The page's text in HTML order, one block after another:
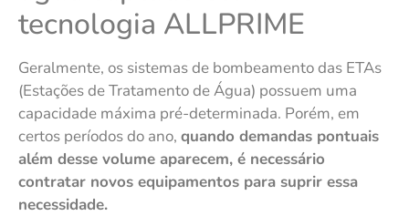
tecnologia ALLPRIME
Geralmente, os sistemas de bombeamento das ETAs
(Estações de Tratamento de Água) possuem uma
capacidade máxima pré-determinada. Porém, em
certos períodos do ano, quando demandas pontuais
além desse volume aparecem, é necessário
contratar novos equipamentos para suprir essa
necessidade.